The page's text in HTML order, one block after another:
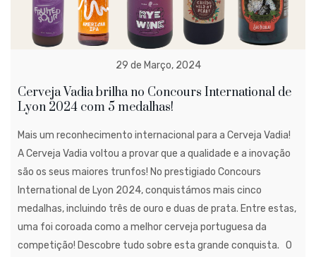
29 de Março, 2024
Cerveja Vadia brilha no Concours International de
Lyon 2024 com 5 medalhas!
Mais um reconhecimento internacional para a Cerveja Vadia!
A Cerveja Vadia voltou a provar que a qualidade e a inovação
são os seus maiores trunfos! No prestigiado Concours
International de Lyon 2024, conquistámos mais cinco
medalhas, incluindo três de ouro e duas de prata. Entre estas,
uma foi coroada como a melhor cerveja portuguesa da
competição! Descobre tudo sobre esta grande conquista. O